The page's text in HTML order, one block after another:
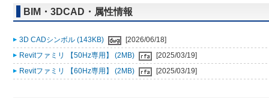
BIM・3DCAD・属性情報
3D CADシンボル (143KB)
[2026/06/18]
Revitファミリ 【50Hz専用】 (2MB)
[2025/03/19]
Revitファミリ 【60Hz専用】 (2MB)
[2025/03/19]